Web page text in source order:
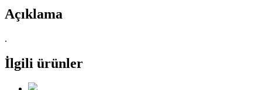
Açıklama
.
İlgili ürünler